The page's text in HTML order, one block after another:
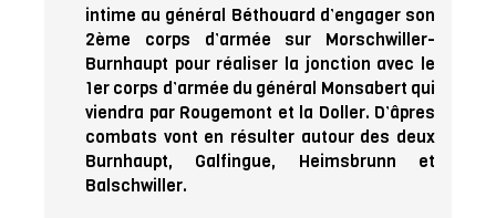
intime au général Béthouard d’engager son
2ème corps d’armée sur Morschwiller-
Burnhaupt pour réaliser la jonction avec le
1er corps d’armée du général Monsabert qui
viendra par Rougemont et la Doller. D’âpres
combats vont en résulter autour des deux
Burnhaupt, Galfingue, Heimsbrunn et
Balschwiller.